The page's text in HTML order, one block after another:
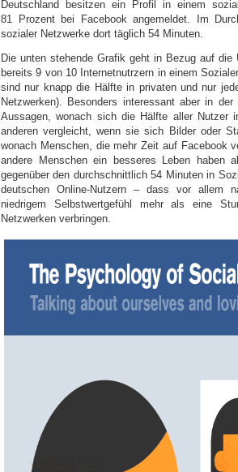
Deutschland besitzen ein Profil in einem
81 Prozent bei Facebook angemeldet. Im
sozialer Netzwerke dort täglich 54 Minuten.
Die unten stehende Grafik geht in Bezug auf die
bereits 9 von 10 Internetnutrzern in einem
sind nur knapp die Hälfte in privaten und nur
Netzwerken). Besonders interessant aber in
Aussagen, wonach sich die Hälfte aller Nutzer
anderen vergleicht, wenn sie sich Bilder oder
wonach Menschen, die mehr Zeit auf Facebook
andere Menschen ein besseres Leben
gegenüber den durchschnittlich 54 Minuten in
deutschen Online-Nutzern – dass vor allem
niedrigem Selbstwertgefühl mehr als eine
Netzwerken verbringen.